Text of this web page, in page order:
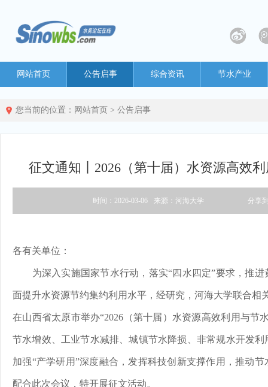
网站首页 公告启事 综合资讯 节水产业
您当前的位置： 网站首页 > 公告启事
征文通知丨2026（第十届）水资源高效
时间：2026-03-06 来源：河海大学 分享
各有关单位：
为深入实施国家节水行动，落实“四水四定”要求，推进
面提升水资源节约集约利用水平，经研究，河海大学联合相
在山西省太原市举办“2026（第十届）水资源高效利用与节
节水增效、工业节水减排、城镇节水降损、非常规水开发
加强“产学研用”深度融合，发挥科技创新支撑作用，推动
配合此次会议，特开展征文活动。